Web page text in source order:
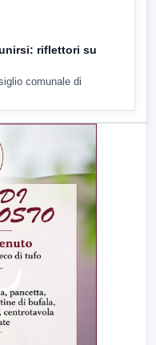
riflettori su
comunale di